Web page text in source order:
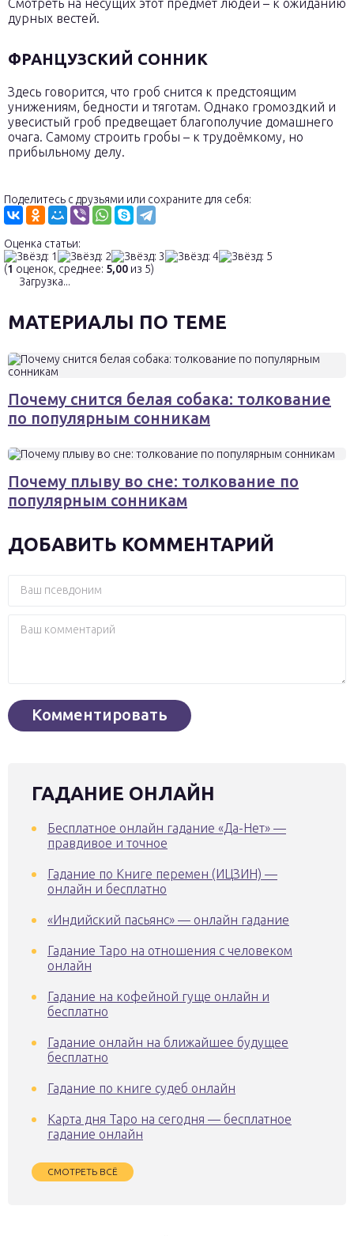
Смотреть на несущих этот предмет людей – к ожиданию
дурных вестей.
ФРАНЦУЗСКИЙ СОННИК
Здесь говорится, что гроб снится к предстоящим
унижениям, бедности и тяготам. Однако громоздкий и
увесистый гроб предвещает благополучие домашнего
очага. Самому строить гробы – к трудоёмкому, но
прибыльному делу.
Поделитесь с друзьями или сохраните для себя:
Оценка статьи:
(1 оценок, среднее: 5,00 из 5)
Загрузка...
МАТЕРИАЛЫ ПО ТЕМЕ
Почему снится белая собака: толкование
по популярным сонникам
Почему плыву во сне: толкование по
популярным сонникам
ДОБАВИТЬ КОММЕНТАРИЙ
ГАДАНИЕ ОНЛАЙН
Бесплатное онлайн гадание «Да-Нет» —
правдивое и точное
Гадание по Книге перемен (ИЦЗИН) —
онлайн и бесплатно
«Индийский пасьянс» — онлайн гадание
Гадание Таро на отношения с человеком
онлайн
Гадание на кофейной гуще онлайн и
бесплатно
Гадание онлайн на ближайшее будущее
бесплатно
Гадание по книге судеб онлайн
Карта дня Таро на сегодня — бесплатное
гадание онлайн
СМОТРЕТЬ ВСЁ